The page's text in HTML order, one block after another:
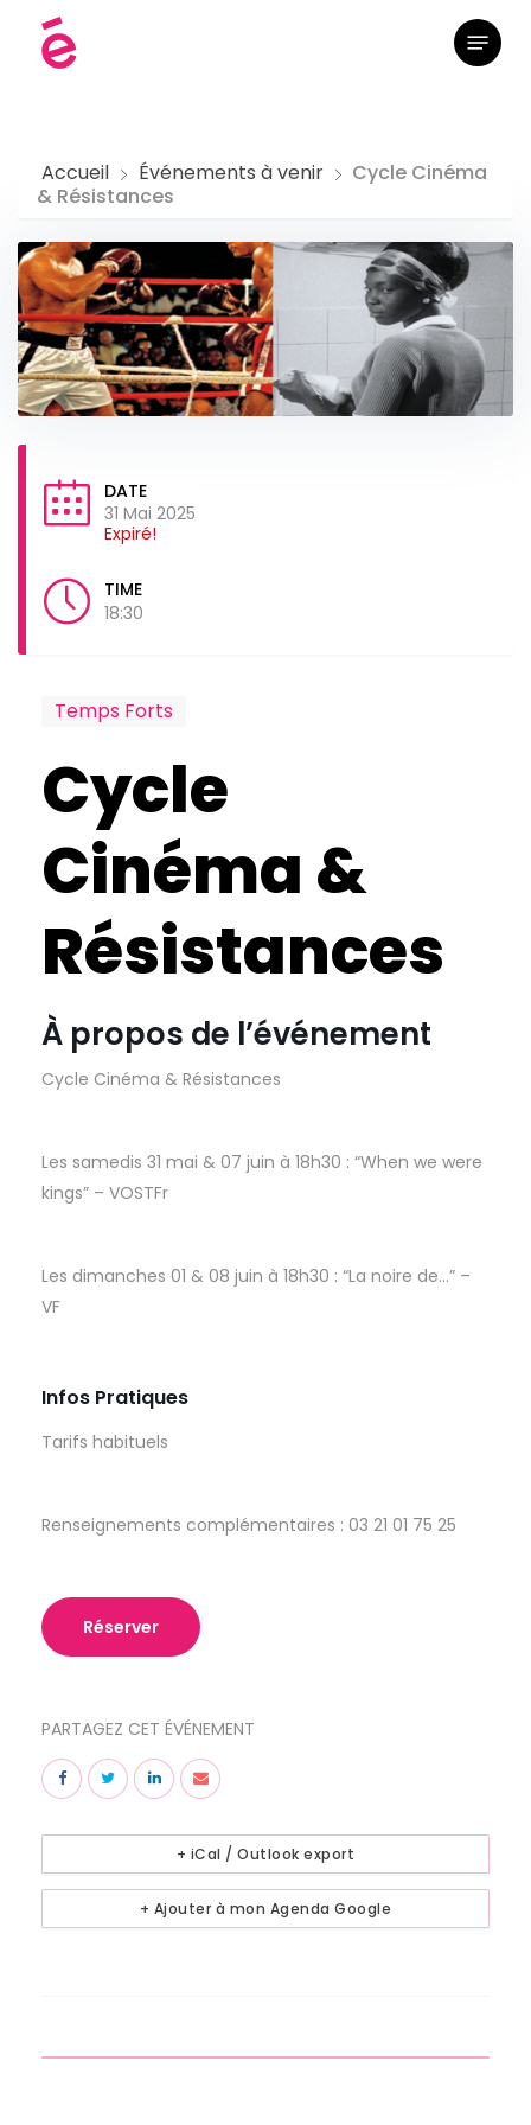
Menu
Accueil Événements à venir
Cycle Cinéma
& Résistances
DATE
31 Mai 2025
Expiré!
TIME
18:30
Temps Forts
Cycle
Cinéma &
Résistances
À propos de l’événement
Cycle Cinéma & Résistances
Les samedis 31 mai & 07 juin à 18h30 : “When we were
kings” – VOSTFr
Les dimanches 01 & 08 juin à 18h30 : “La noire de…” –
VF
Infos Pratiques
Tarifs habituels
Renseignements complémentaires : 03 21 01 75 25
Réserver
PARTAGEZ CET ÉVÉNEMENT
+ Ajouter à mon Agenda Google
+ iCal / Outlook export